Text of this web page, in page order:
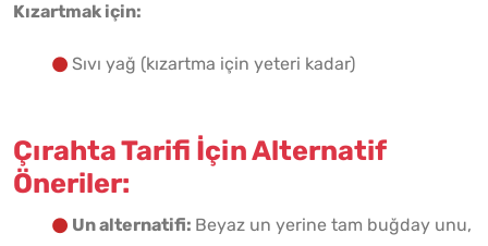
Kızartmak için:
Sıvı yağ (kızartma için yeteri kadar)
Çırahta Tarifi İçin Alternatif
Öneriler:
Un alternatifi: Beyaz un yerine tam buğday unu,